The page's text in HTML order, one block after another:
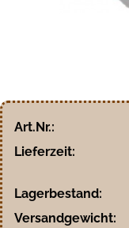
Art.Nr.:
Lieferzeit:
Lagerbestand:
Versandgewicht: